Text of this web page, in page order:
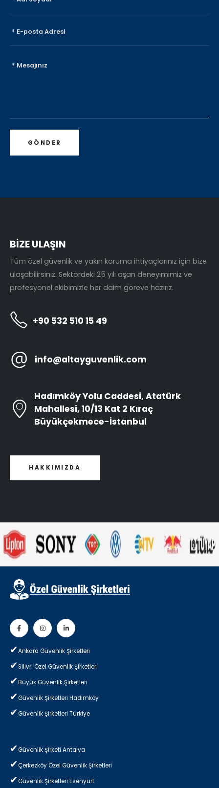
BİZE ULAŞIN
Tüm özel güvenlik ve yakın koruma ihtiyaçlarınız için bize
ulaşabilirsiniz. Sektördeki 25 yılı aşan deneyimimiz ve
profesyonel ekibimizle her daim göreve hazırız.
+90 532 510 15 49
info@altayguvenlik.com
Hadımköy Yolu Caddesi, Atatürk
Mahallesi, 10/13 Kat 2 Kıraç
Büyükçekmece-İstanbul
HAKKIMIZDA
Ankara Güvenlik Şirketleri
Silivri Özel Güvenlik Şirketleri
Büyük Güvenlik Şirketleri
Güvenlik Şirketleri Hadımköy
Güvenlik Şirketleri Türkiye
Güvenlik Şirketi Antalya
Çerkezköy Özel Güvenlik Şirketleri
Güvenlik Şirketleri Esenyurt